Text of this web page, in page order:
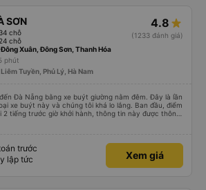
SƠN
chỗ
chỗ
4.8
(1233 đánh giá)
Xuân, Đông Sơn, Thanh Hóa
phút
Tuyền, Phủ Lý, Hà Nam
Đà Nẵng bằng xe buýt giường nằm đêm. Đây là lần
xe buýt này và chúng tôi khá lo lắng. Ban đầu, điểm
tiếng trước giờ khởi hành, thông tin này được thông
đến đúng địa điểm lúc 9 giờ nhưng xe buýt không
xế đã đến tận nơi giúp đỡ chúng tôi và nhân viên
đã xác nhận qua email. Xe buýt sạch sẽ và
xế rất tốt bụng và chu đáo vì biết chúng tôi là
trước
lập tức
Xem giá